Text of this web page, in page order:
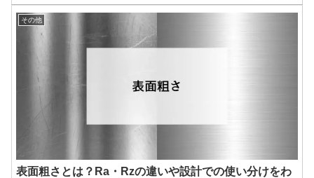
その他
表面粗さとは？Ra・Rzの違いや設計での使い分けをわ